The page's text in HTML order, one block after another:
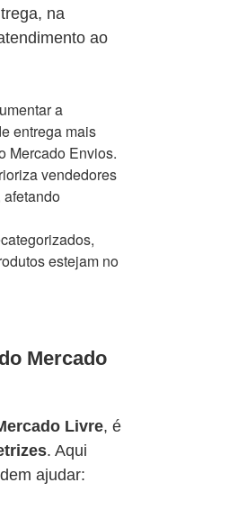
na
ao
a
entrega mais
Mercado Envios.
vendedores
afetando
estejam no
Mercado
Livre, é
. Aqui
ajudar: